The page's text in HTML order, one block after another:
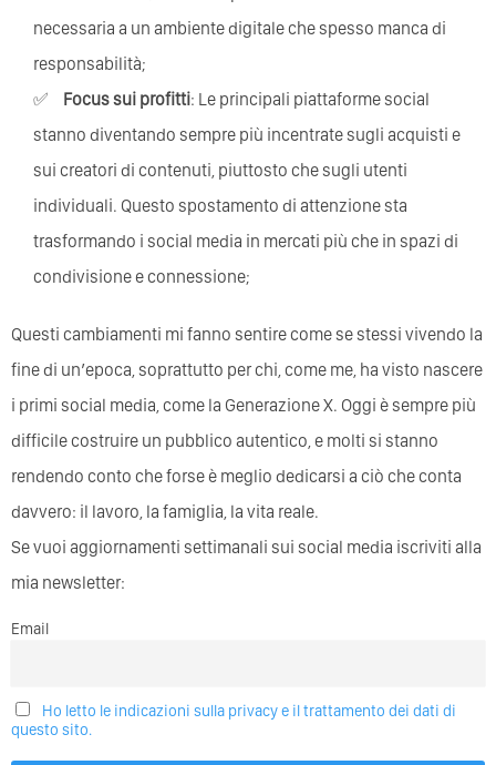
necessaria a un ambiente digitale che spesso manca di
responsabilità;
Focus sui profitti: Le principali piattaforme social
stanno diventando sempre più incentrate sugli acquisti e
sui creatori di contenuti, piuttosto che sugli utenti
individuali. Questo spostamento di attenzione sta
trasformando i social media in mercati più che in spazi di
condivisione e connessione;
Questi cambiamenti mi fanno sentire come se stessi vivendo la
fine di un’epoca, soprattutto per chi, come me, ha visto nascere
i primi social media, come la Generazione X. Oggi è sempre più
difficile costruire un pubblico autentico, e molti si stanno
rendendo conto che forse è meglio dedicarsi a ciò che conta
davvero: il lavoro, la famiglia, la vita reale.
Se vuoi aggiornamenti settimanali sui social media iscriviti alla
mia newsletter:
Email
Ho letto le indicazioni sulla privacy e il trattamento dei dati di
questo sito.